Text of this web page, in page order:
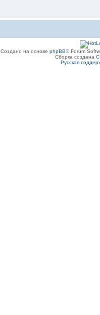
Создано на основе phpBB® Forum
Сборка создана
Русская